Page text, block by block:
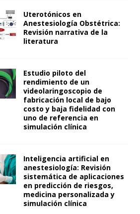
Uterotónicos en
Anestesiología Obstétrica:
Revisión narrativa de la
literatura
Estudio piloto del
rendimiento de un
videolaringoscopio de
fabricación local de bajo
costo y baja fidelidad con
uno de referencia en
simulación clínica
Inteligencia artificial en
anestesiología: Revisión
sistemática de aplicaciones
en predicción de riesgos,
medicina personalizada y
simulación clínica